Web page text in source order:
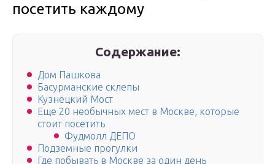
посетить каждому
Содержание:
Дом Пашкова
Басурманские склепы
Кузнецкий Мост
Еще 20 необычных мест в Москве, которые
стоит посетить
Фудмолл ДЕПО
Подземные прогулки
Где побывать в Москве за один день